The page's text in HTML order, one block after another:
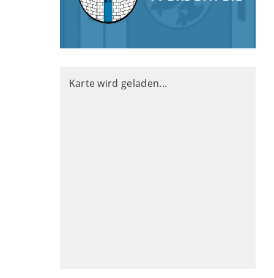
Karte wird geladen...